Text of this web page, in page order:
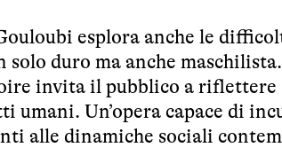
esplora anche le
solo duro ma anche
invita il pubblico a riflettere
umani. Un’opera capace di
alle dinamiche sociali